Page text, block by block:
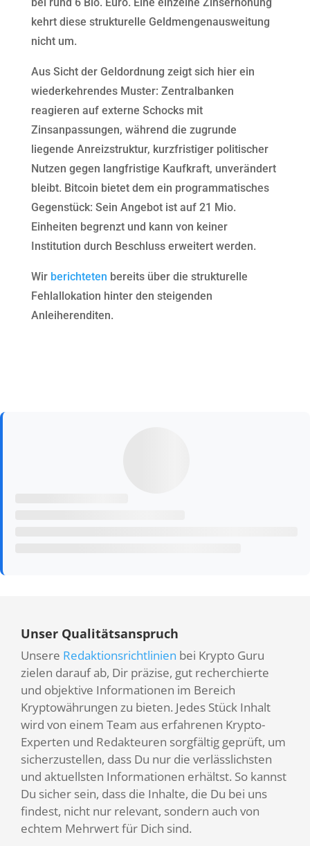
kehrt diese strukturelle Geldmengenausweitung
nicht um.
Aus Sicht der Geldordnung zeigt sich hier ein
wiederkehrendes Muster: Zentralbanken
reagieren auf externe Schocks mit
Zinsanpassungen, während die zugrunde
liegende Anreizstruktur, kurzfristiger politischer
Nutzen gegen langfristige Kaufkraft, unverändert
bleibt. Bitcoin bietet dem ein programmatisches
Gegenstück: Sein Angebot ist auf 21 Mio.
Einheiten begrenzt und kann von keiner
Institution durch Beschluss erweitert werden.
Wir berichteten bereits über die strukturelle
Fehlallokation hinter den steigenden
Anleiherenditen.
Unser Qualitätsanspruch
Unsere Redaktionsrichtlinien bei Krypto Guru
zielen darauf ab, Dir präzise, gut recherchierte
und objektive Informationen im Bereich
Kryptowährungen zu bieten. Jedes Stück Inhalt
wird von einem Team aus erfahrenen Krypto-
Experten und Redakteuren sorgfältig geprüft, um
sicherzustellen, dass Du nur die verlässlichsten
und aktuellsten Informationen erhältst. So kannst
Du sicher sein, dass die Inhalte, die Du bei uns
findest, nicht nur relevant, sondern auch von
echtem Mehrwert für Dich sind.